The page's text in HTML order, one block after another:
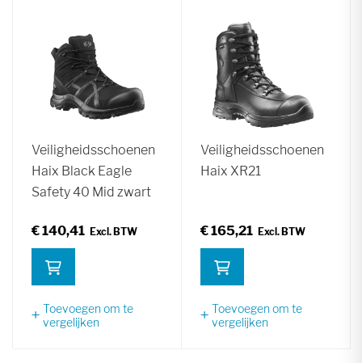
Veiligheidsschoenen
Haix Black Eagle
Safety 40 Mid zwart
€ 140,41
Toevoegen om te
vergelijken
Veiligheidsschoenen
Haix XR21
€ 165,21
Toevoegen om te
vergelijken